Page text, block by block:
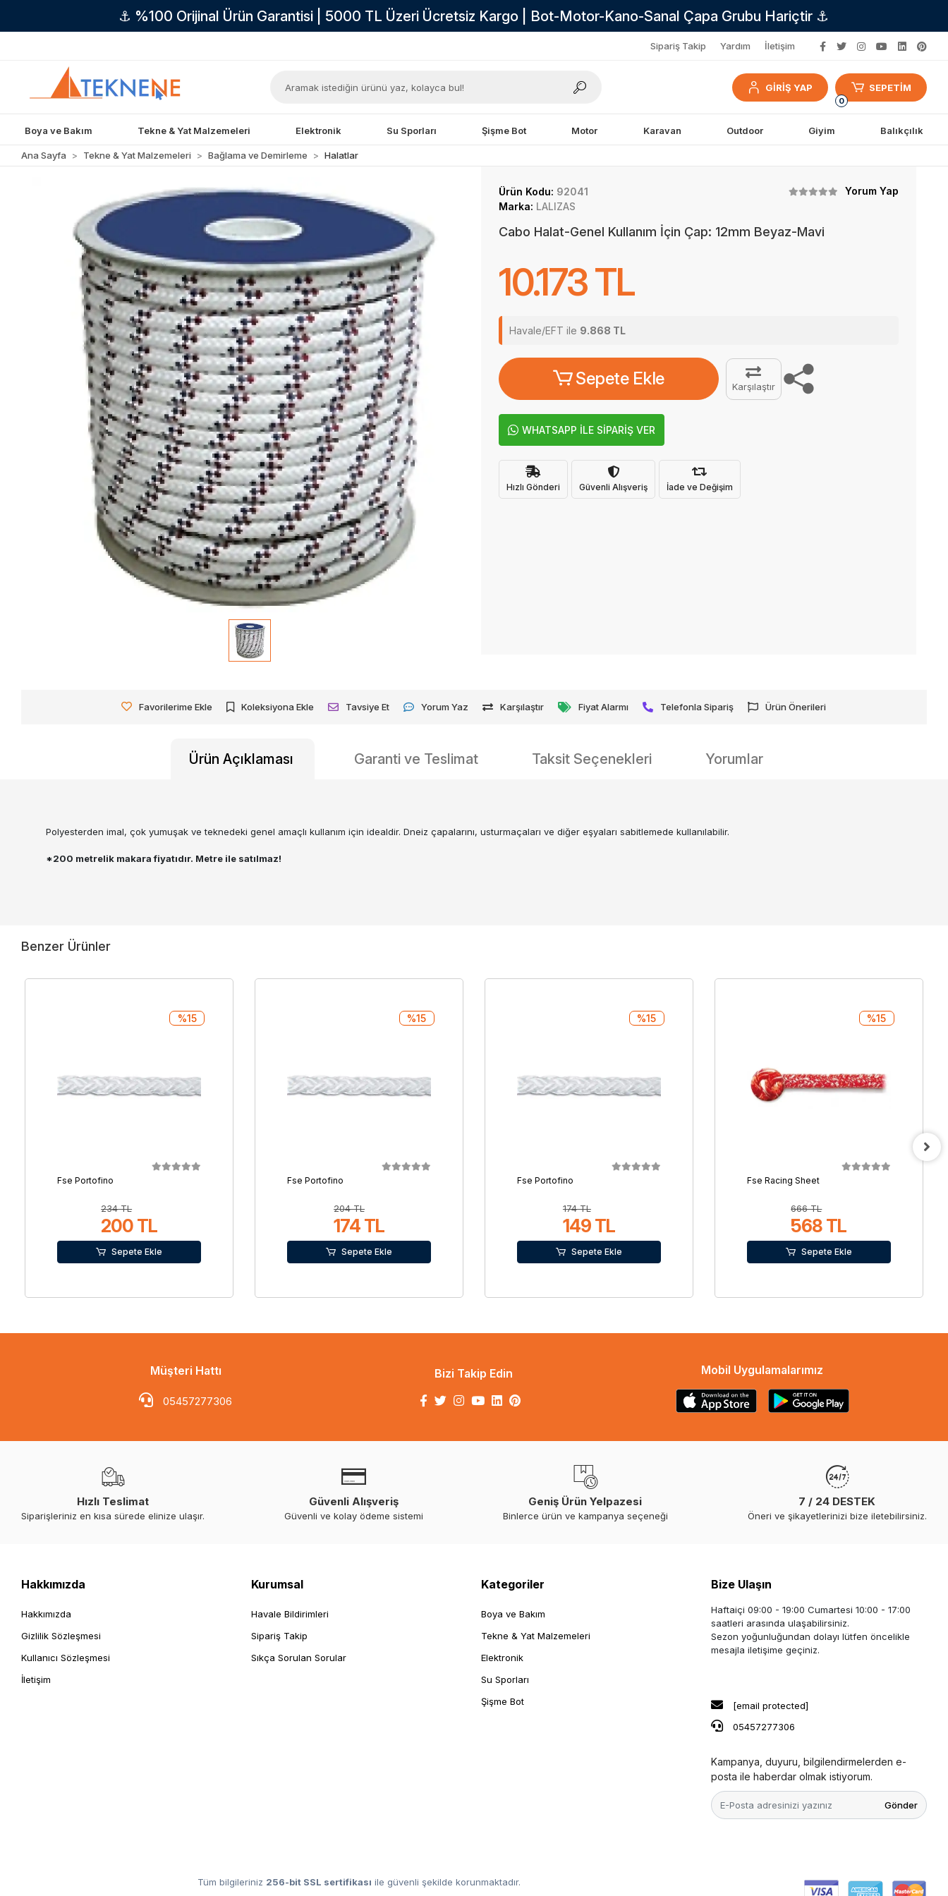
⚓ %100 Orijinal Ürün Garantisi | 5000 TL Üzeri Ücretsiz Kargo | Bot-Motor-Kano-Sanal Çapa Grubu Hariçtir ⚓
Sipariş Takip Yardım İletişim
GİRİŞ YAP
0
SEPETİM
Boya ve Bakım Tekne & Yat Malzemeleri Elektronik Su Sporları Şişme Bot Motor Karavan Outdoor Giyim Balıkçılık
Ana Sayfa Tekne & Yat Malzemeleri Bağlama ve Demirleme Halatlar
Ürün Kodu: 92041
Yorum Yap
Marka: LALIZAS
Cabo Halat-Genel Kullanım İçin Çap: 12mm Beyaz-Mavi
10.173 TL
Havale/EFT ile 9.868 TL
Sepete Ekle Karşılaştır
WHATSAPP İLE SİPARİŞ VER
Hızlı Gönderi Güvenli Alışveriş İade ve Değişim
Favorilerime Ekle Koleksiyona Ekle Tavsiye Et Yorum Yaz Karşılaştır Fiyat Alarmı Telefonla Sipariş Ürün Önerileri
Ürün Açıklaması Garanti ve Teslimat Taksit Seçenekleri Yorumlar
Polyesterden imal, çok yumuşak ve teknedeki genel amaçlı kullanım için idealdir. Dneiz çapalarını, usturmaçaları ve diğer eşyaları sabitlemede kullanılabilir.
*200 metrelik makara fiyatıdır. Metre ile satılmaz!
Benzer Ürünler
Fse Portofino
234 TL
200 TL
%15
Sepete Ekle
Fse Portofino
204 TL
174 TL
%15
Sepete Ekle
Fse Portofino
174 TL
149 TL
%15
Sepete Ekle
Fse Racing Sheet
666 TL
568 TL
%15
Sepete Ekle
Müşteri Hattı
05457277306
Bizi Takip Edin Mobil Uygulamalarımız
Hızlı Teslimat
Siparişleriniz en kısa sürede elinize ulaşır.
Güvenli Alışveriş
Güvenli ve kolay ödeme sistemi
Geniş Ürün Yelpazesi
Binlerce ürün ve kampanya seçeneği
7 / 24 DESTEK
Öneri ve şikayetlerinizi bize iletebilirsiniz.
Hakkımızda
Hakkımızda
Gizlilik Sözleşmesi
Kullanıcı Sözleşmesi
İletişim
Kurumsal
Havale Bildirimleri
Sipariş Takip
Sıkça Sorulan Sorular
Kategoriler
Boya ve Bakım
Tekne & Yat Malzemeleri
Elektronik
Su Sporları
Şişme Bot
Bize Ulaşın
Haftaiçi 09:00 - 19:00 Cumartesi 10:00 - 17:00
saatleri arasında ulaşabilirsiniz.
Sezon yoğunluğundan dolayı lütfen öncelikle
mesajla iletişime geçiniz.
[email protected]
05457277306
Kampanya, duyuru, bilgilendirmelerden e-
posta ile haberdar olmak istiyorum.
Gönder
Tüm bilgileriniz 256-bit SSL sertifikası ile güvenli şekilde korunmaktadır.